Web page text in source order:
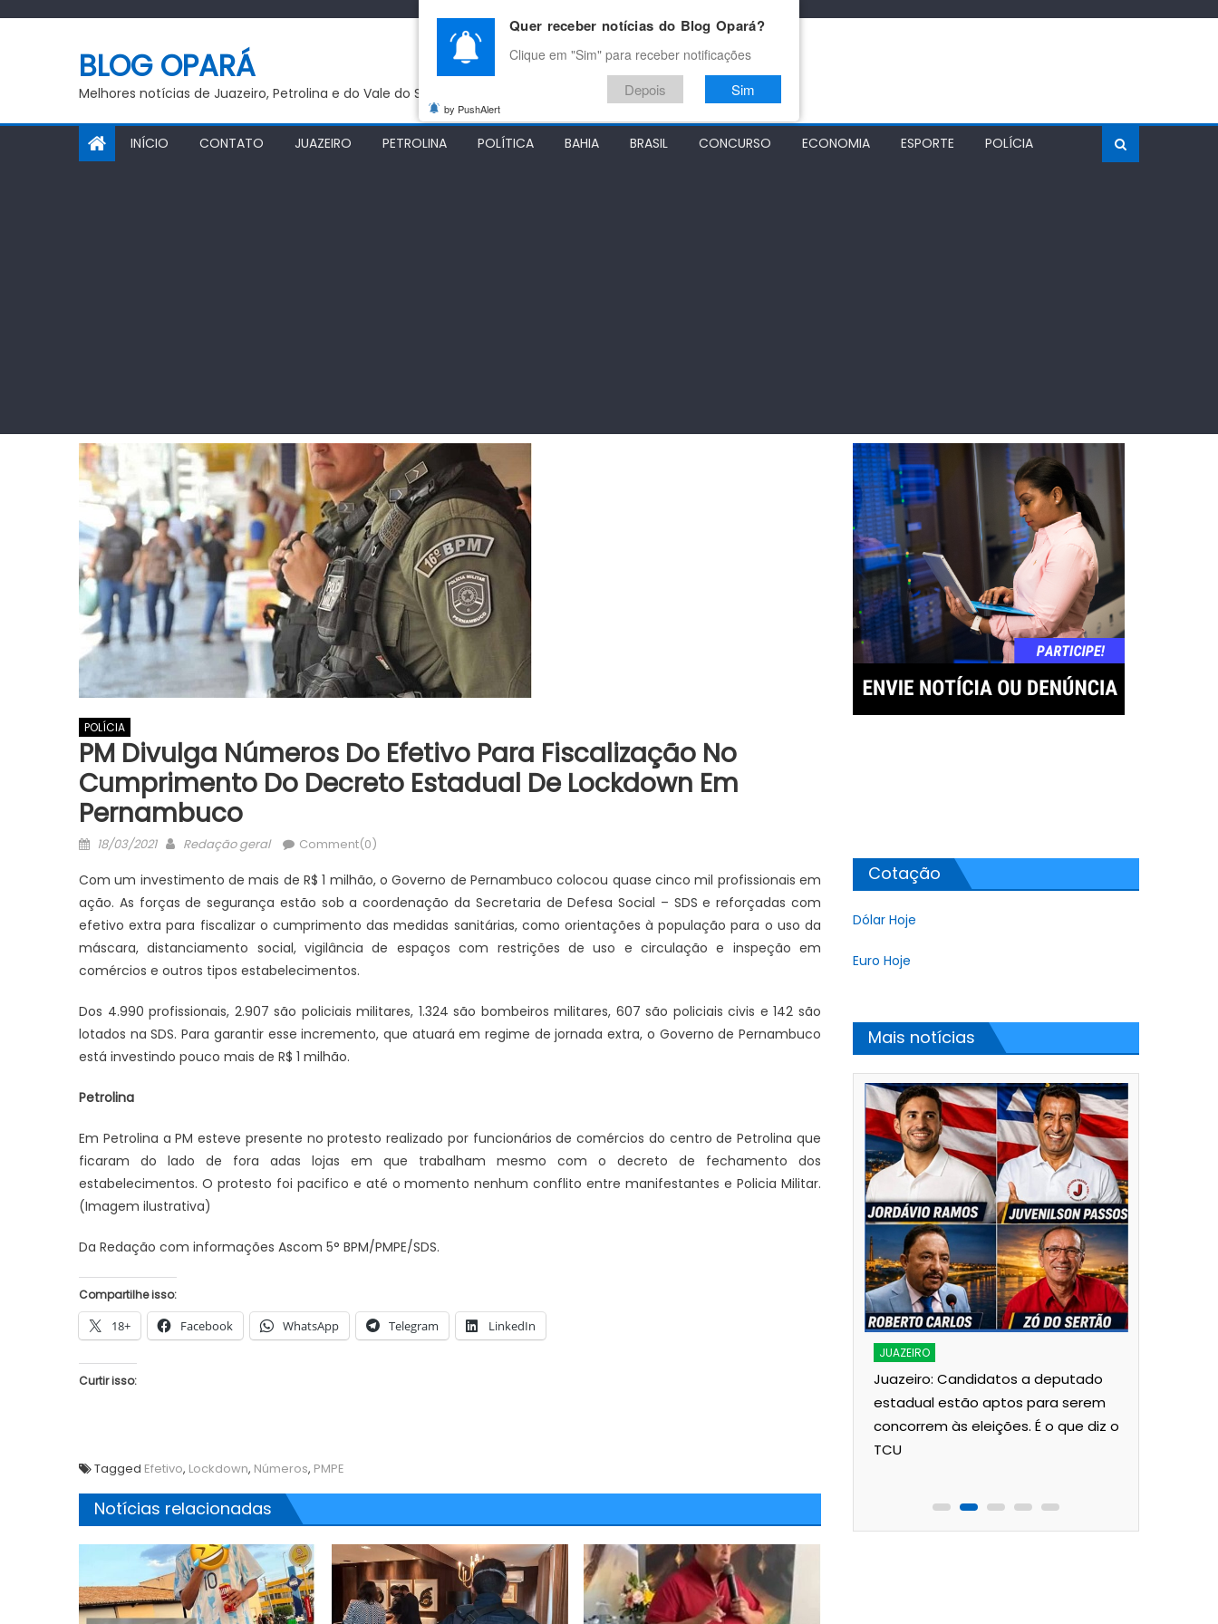
BLOG OPARÁ
Melhores notícias de Juazeiro, Petrolina e do Vale do São Francisco
INÍCIO CONTATO JUAZEIRO PETROLINA POLÍTICA BAHIA BRASIL CONCURSO ECONOMIA ESPORTE POLÍCIA
POLÍCIA
PM Divulga Números Do Efetivo Para Fiscalização No
Cumprimento Do Decreto Estadual De Lockdown Em
Pernambuco
Posted
18/03/2021 Author
Redação geral Comment(0)
Com um investimento de mais de R$ 1 milhão, o Governo de Pernambuco colocou quase cinco mil profissionais em
ação. As forças de segurança estão sob a coordenação da Secretaria de Defesa Social – SDS e reforçadas com
efetivo extra para fiscalizar o cumprimento das medidas sanitárias, como orientações à população para o uso da
máscara, distanciamento social, vigilância de espaços com restrições de uso e circulação e inspeção em
comércios e outros tipos estabelecimentos.
Dos 4.990 profissionais, 2.907 são policiais militares, 1.324 são bombeiros militares, 607 são policiais civis e 142 são
lotados na SDS. Para garantir esse incremento, que atuará em regime de jornada extra, o Governo de Pernambuco
está investindo pouco mais de R$ 1 milhão.
Petrolina
Em Petrolina a PM esteve presente no protesto realizado por funcionários de comércios do centro de Petrolina que
ficaram do lado de fora adas lojas em que trabalham mesmo com o decreto de fechamento dos
estabelecimentos. O protesto foi pacifico e até o momento nenhum conflito entre manifestantes e Policia Militar.
(Imagem ilustrativa)
Da Redação com informações Ascom 5° BPM/PMPE/SDS.
Compartilhe isso:
18+ Facebook WhatsApp Telegram LinkedIn
Curtir isso:
Tagged Efetivo, Lockdown, Números, PMPE
Notícias relacionadas
Cotação
Dólar Hoje
Euro Hoje
Mais notícias
JUAZEIRO
Juazeiro: Acidente de trânsito com
Juazeiro: Iniciativa da Aciaj, Grupo
JUAZEIRO
Juazeiro: Candidatos a deputado
estadual estão aptos para serem
concorrem às eleições. É o que diz o
TCU
Quer receber notícias do Blog Opará?
Clique em "Sim" para receber notificações
Depois Sim
by PushAlert